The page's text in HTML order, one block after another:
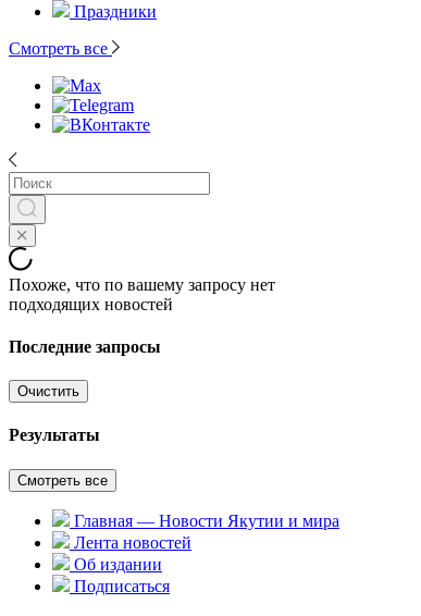
Праздники
Смотреть все
Похоже, что по вашему запросу нет
подходящих новостей
Последние запросы
Очистить
Результаты
Смотреть все
Главная — Новости Якутии и мира
Лента новостей
Об издании
Подписаться